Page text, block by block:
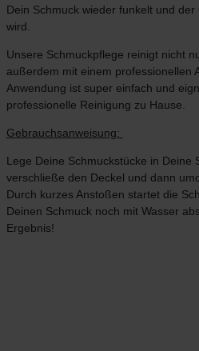
Dein Schmuck wieder funkelt und
wird.
Unsere Schmuckpflege reinigt nicht
außerdem mit einem professionellen
Anwendung ist super einfach und
professionelle Reinigung zu Hause.
Gebrauchsanweisung:
Lege Deine Schmuckstücke in Deine
verschließe den Deckel und dann
Durch kurzes Anstoßen startet die
Deinen Schmuck noch mit Wasser
Ergebnis!